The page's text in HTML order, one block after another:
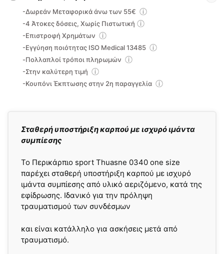
Σταθερή υποστήριξη καρπού με ισχυρό ιμάντα
συμπίεσης
Το Περικάρπιο sport Thuasne 0340 one size
παρέχει σταθερή υποστήριξη καρπού με ισχυρό
ιμάντα συμπίεσης από υλικό αεριζόμενο, κατά της
εφίδρωσης. Ιδανικό για την πρόληψη
τραυματισμού των συνδέσμων
και είναι κατάλληλο για ασκήσεις μετά από
τραυματισμό.
-Δωρεάν Μεταφορικά άνω των 55€
-4 Άτοκες δόσεις, Χωρίς Πιστωτική
-Επιστροφή Χρημάτων
-Εγγύηση ποιότητας ISO Medical 13485
-Πολλαπλοί τρόποι πληρωμών
-Στην καλύτερη τιμή
-Κουπόνι Έκπτωσης στην 2η παραγγελία